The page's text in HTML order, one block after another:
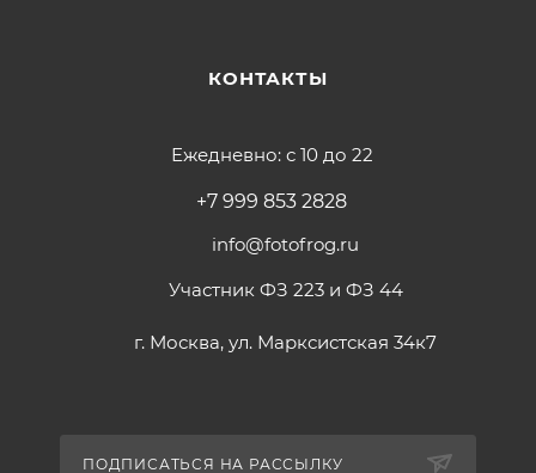
КОНТАКТЫ
Ежедневно: с 10 до 22
+7 999 853 2828
info@fotofrog.ru
Участник ФЗ 223 и ФЗ 44
г. Москва, ул. Марксистская 34к7
ПОДПИСАТЬСЯ НА РАССЫЛКУ